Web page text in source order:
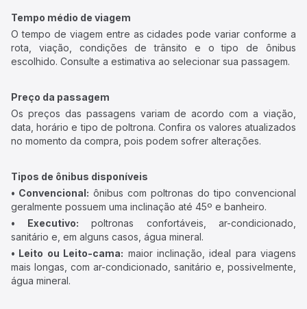
Tempo médio de viagem
O tempo de viagem entre as cidades pode variar conforme a
rota, viação, condições de trânsito e o tipo de ônibus
escolhido. Consulte a estimativa ao selecionar sua passagem.
Preço da passagem
Os preços das passagens variam de acordo com a viação,
data, horário e tipo de poltrona. Confira os valores atualizados
no momento da compra, pois podem sofrer alterações.
Tipos de ônibus disponíveis
• Convencional: ônibus com poltronas do tipo convencional
geralmente possuem uma inclinação até 45º e banheiro.
• Executivo: poltronas confortáveis, ar-condicionado,
sanitário e, em alguns casos, água mineral.
• Leito ou Leito-cama: maior inclinação, ideal para viagens
mais longas, com ar-condicionado, sanitário e, possivelmente,
água mineral.